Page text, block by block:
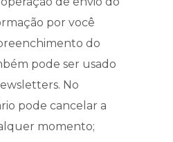
por você
do
pode ser usado
No
pode cancelar a
momento;